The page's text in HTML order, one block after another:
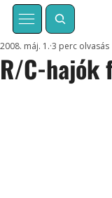
R/C-hajók
2008. máj. 1. 3 perc olvasás